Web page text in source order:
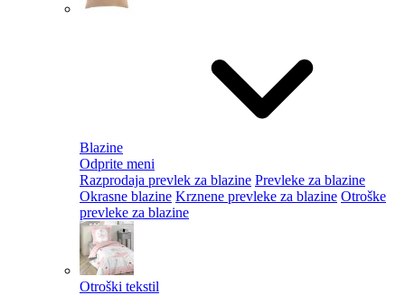
Blazine
Odprite meni
Razprodaja prevlek za blazine Prevleke za blazine
Okrasne blazine Krznene prevleke za blazine Otroške
prevleke za blazine
Otroški tekstil